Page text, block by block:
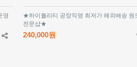
영
★하이퀄리티 공장직영 최저가 해외배송 원
전문샵★
240,000원